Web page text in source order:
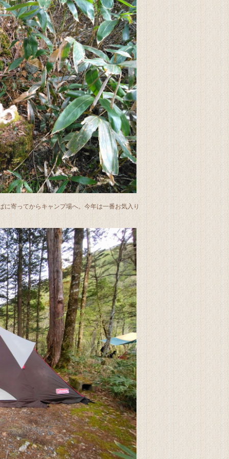
寄ってからキャンプ場へ。今年は一番お気入り